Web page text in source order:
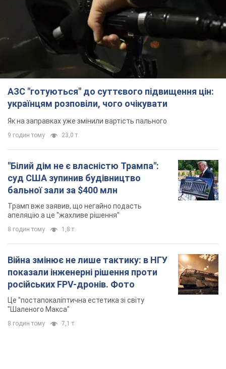
АЗС "готуються" до суттєвого підвищення цін:
українцям розповіли, чого очікувати
Як на заправках уже змінили вартість пального
9 годин тому 23,0 т.
"Білий дім не є власністю Трампа":
суд США зупинив будівництво
бальної зали за $400 млн
Трамп вже заявив, що негайно подасть
апеляцію а це "жахливе рішення"
8 годин тому 1,8 т.
Війна змінює не лише тактику: в НГУ
показали інженерні рішення проти
російських FPV-дронів. Фото
Це "постапокаліптична естетика зі світу
"Шаленого Макса"
8 годин тому 7,1 т.